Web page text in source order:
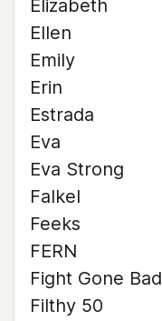
Elizabeth
Ellen
Emily
Erin
Estrada
Eva
Eva Strong
Falkel
Feeks
FERN
Fight Gone Bad
Filthy 50